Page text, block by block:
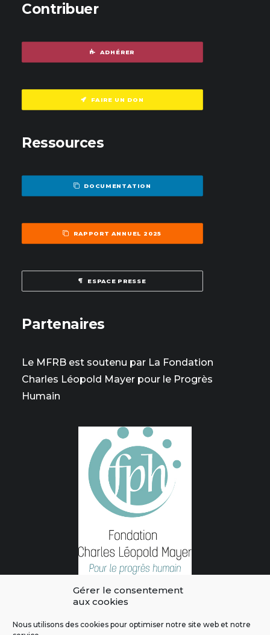
Gérer le consentement
aux cookies
Nous utilisons des cookies pour optimiser notre site web et notre
Contribuer
ADHÉRER
FAIRE UN DON
Ressources
DOCUMENTATION
RAPPORT ANNUEL 2025
ESPACE PRESSE
Partenaires
Le MFRB est soutenu par La Fondation
Charles Léopold Mayer pour le Progrès
Humain